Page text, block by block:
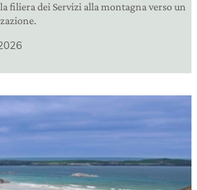
filiera dei Servizi alla montagna verso un